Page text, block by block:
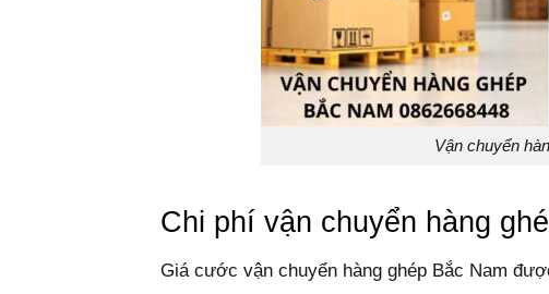
Vận chuyển
Chi phí vận chuyển hàng
Giá cước vận chuyển hàng ghép Bắc Nam